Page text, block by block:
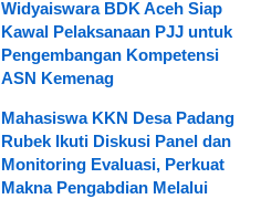
Widyaiswara BDK Aceh Siap
Kawal Pelaksanaan PJJ untuk
Pengembangan Kompetensi
ASN Kemenag
Mahasiswa KKN Desa Padang
Rubek Ikuti Diskusi Panel dan
Monitoring Evaluasi, Perkuat
Makna Pengabdian Melalui